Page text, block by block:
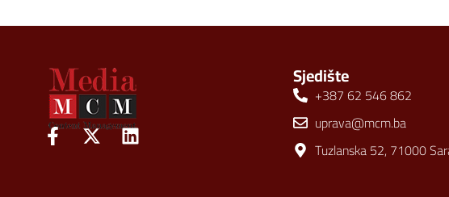
Sjedište
+387 62 546 862
uprava@mcm.ba
Tuzlanska 52, 71000